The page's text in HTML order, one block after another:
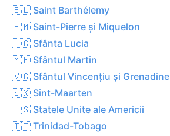
🇧🇱 Saint Barthélemy
🇵🇲 Saint-Pierre și Miquelon
🇱🇨 Sfânta Lucia
🇲🇫 Sfântul Martin
🇻🇨 Sfântul Vincențiu și Grenadine
🇸🇽 Sint-Maarten
🇺🇸 Statele Unite ale Americii
🇹🇹 Trinidad-Tobago